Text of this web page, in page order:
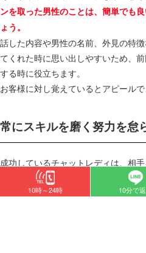
ンを取った男性のことは、簡単でも
ょう。
話した内容や男性の名前、外見の特
てくれた時に思い出しやすいため、
する時に役立ちます。
お客様に対し覚えているとアピールで
常にスキルを磨く努力を怠
成功しているチャットレディは、相
コミュニケーションスキル、配信ス
り、それらを磨く努力を日々怠りませ
10時～24時 10分で